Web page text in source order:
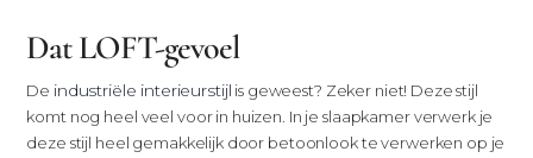
Dat LOFT-gevoel
De industriële interieurstijl is geweest? Zeker niet! Deze stijl
komt nog heel veel voor in huizen. In je slaapkamer verwerk je
deze stijl heel gemakkelijk door betoonlook te verwerken op je